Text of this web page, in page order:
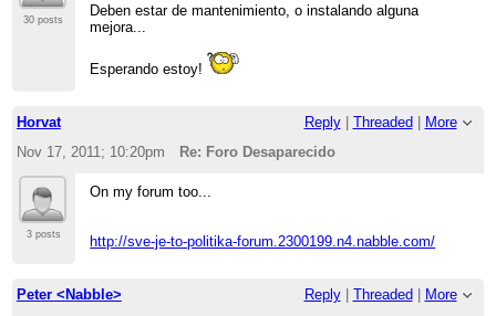
30 posts
Deben estar de mantenimiento, o instalando alguna
mejora...
Esperando estoy!
Horvat Reply| Threaded
More
Nov 17, 2011; 10:20pm
Re: Foro Desaparecido
3 posts
On my forum too...
http://sve-je-to-politika-forum.2300199.n4.nabble.com/
Peter <Nabble> Reply| Threaded
More